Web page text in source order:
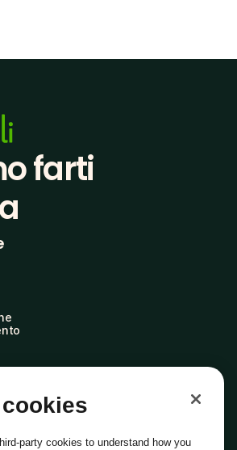
farti
party cookies to understand how you